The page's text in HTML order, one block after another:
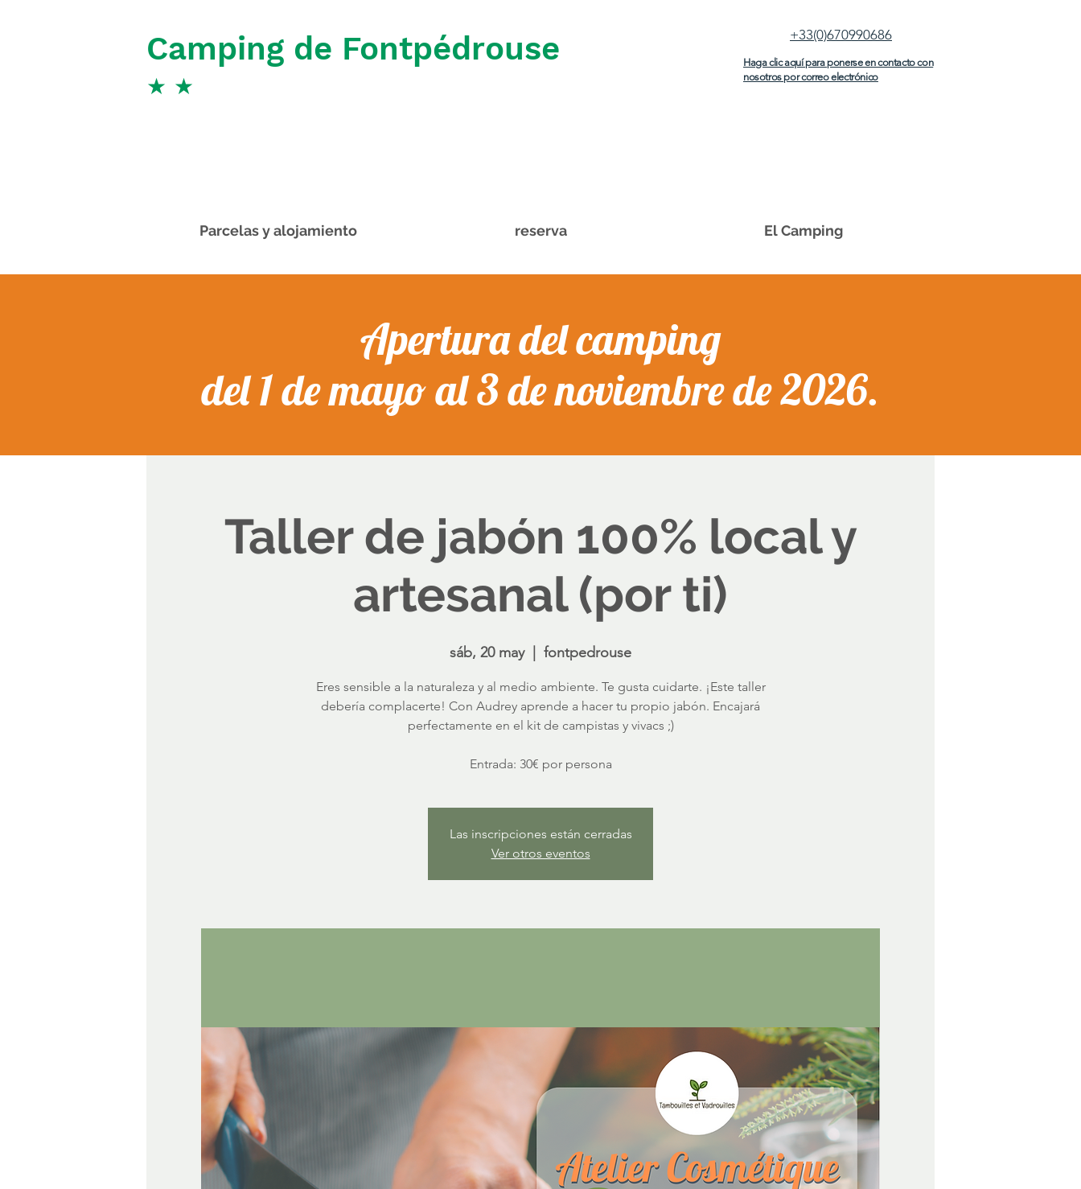
Camping de Fontpédrouse
★ ★
+33(0)670990686
Haga clic aquí para ponerse en contacto con
nosotros por correo electrónico
Parcelas y alojamiento reserva El Camping
Apertura del camping
del 1 de mayo al 3 de noviembre de 2026.
Taller de jabón 100% local y
artesanal (por ti)
sáb, 20 may
  |
fontpedrouse
Eres sensible a la naturaleza y al medio ambiente. Te gusta cuidarte. ¡Este taller
debería complacerte! Con Audrey aprende a hacer tu propio jabón. Encajará
perfectamente en el kit de campistas y vivacs ;)
Entrada: 30€ por persona
Las inscripciones están cerradas
Ver otros eventos